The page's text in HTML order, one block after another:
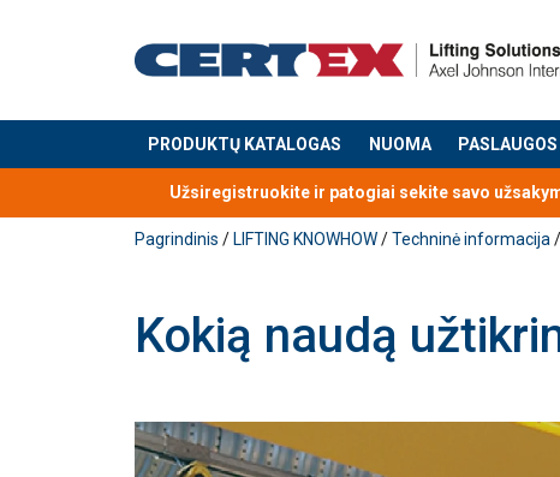
PRODUKTŲ KATALOGAS NUOMA PASLAUGOS
Produktas buvo pridėtas prie jūsų užklausos
Užsiregistruokite ir patogiai sekite savo
Pagrindinis / LIFTING KNOWHOW/Techninė informacija /
Kokią naudą